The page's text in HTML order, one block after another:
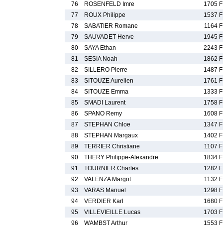
76
ROSENFELD Imre
1705 F
77
ROUX Philippe
1537 F
78
SABATIER Romane
1164 F
79
SAUVADET Herve
1945 F
80
SAYA Ethan
2243 F
81
SESIA Noah
1862 F
82
SILLERO Pierre
1487 F
83
SITOUZE Aurelien
1761 F
84
SITOUZE Emma
1333 F
85
SMADI Laurent
1758 F
86
SPANO Remy
1608 F
87
STEPHAN Chloe
1347 F
88
STEPHAN Margaux
1402 F
89
TERRIER Christiane
1107 F
90
THERY Philippe-Alexandre
1834 F
91
TOURNIER Charles
1282 F
92
VALENZA Margot
1132 F
93
VARAS Manuel
1298 F
94
VERDIER Karl
1680 F
95
VILLEVIEILLE Lucas
1703 F
96
WAMBST Arthur
1553 F